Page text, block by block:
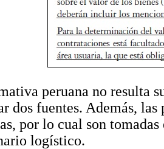
peruana no resulta
dos fuentes. Además,
por lo cual son
logístico.